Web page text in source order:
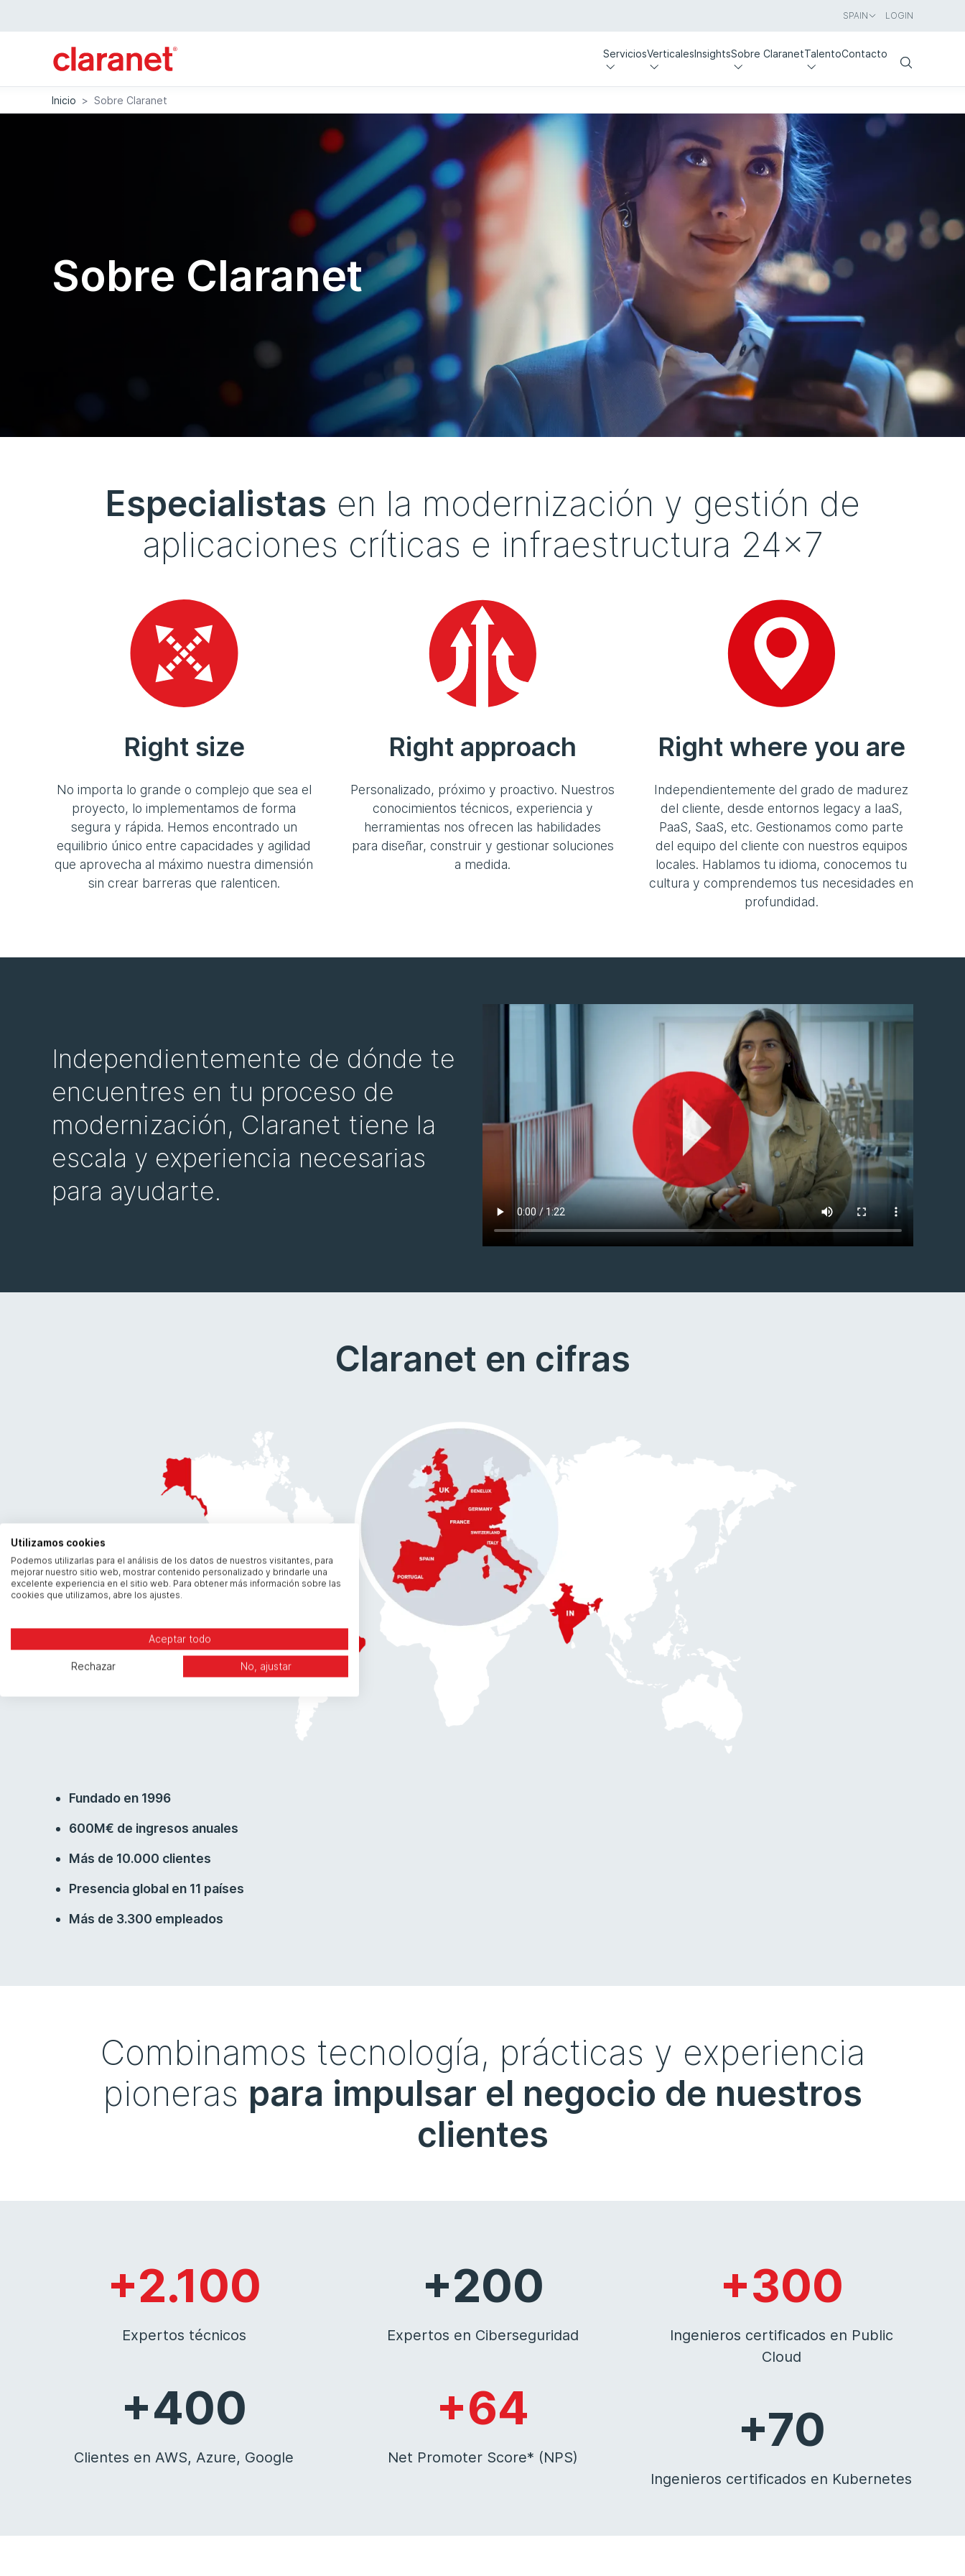
SPAIN LOGIN
ServiciosVerticalesInsightsSobre ClaranetTalentoContacto
Search
Inicio > Sobre Claranet
Sobre Claranet
Especialistas en la modernización y gestión de
aplicaciones críticas e infraestructura 24x7
Right size
No importa lo grande o complejo que sea el
proyecto, lo implementamos de forma
segura y rápida. Hemos encontrado un
equilibrio único entre capacidades y agilidad
que aprovecha al máximo nuestra dimensión
sin crear barreras que ralenticen.
Right approach
Personalizado, próximo y proactivo. Nuestros
conocimientos técnicos, experiencia y
herramientas nos ofrecen las habilidades
para diseñar, construir y gestionar soluciones
a medida.
Right where you are
Independientemente del grado de madurez
del cliente, desde entornos legacy a IaaS,
PaaS, SaaS, etc. Gestionamos como parte
del equipo del cliente con nuestros equipos
locales. Hablamos tu idioma, conocemos tu
cultura y comprendemos tus necesidades en
profundidad.
Independientemente de dónde te
encuentres en tu proceso de
modernización, Claranet tiene la
escala y experiencia necesarias
para ayudarte.
Claranet en cifras
Fundado en 1996
600M€ de ingresos anuales
Más de 10.000 clientes
Presencia global en 11 países
Más de 3.300 empleados
Combinamos tecnología, prácticas y experiencia
pioneras para impulsar el negocio de nuestros
clientes
+2.100
Expertos técnicos
+400
Clientes en AWS, Azure, Google
+200
Expertos en Ciberseguridad
+64
Net Promoter Score* (NPS)
+300
Ingenieros certificados en Public
Cloud
+70
Ingenieros certificados en Kubernetes
Utilizamos cookies
Podemos utilizarlas para el análisis de los datos de nuestros visitantes, para
mejorar nuestro sitio web, mostrar contenido personalizado y brindarle una
excelente experiencia en el sitio web. Para obtener más información sobre las
cookies que utilizamos, abre los ajustes.
Aceptar todo
Rechazar No, ajustar